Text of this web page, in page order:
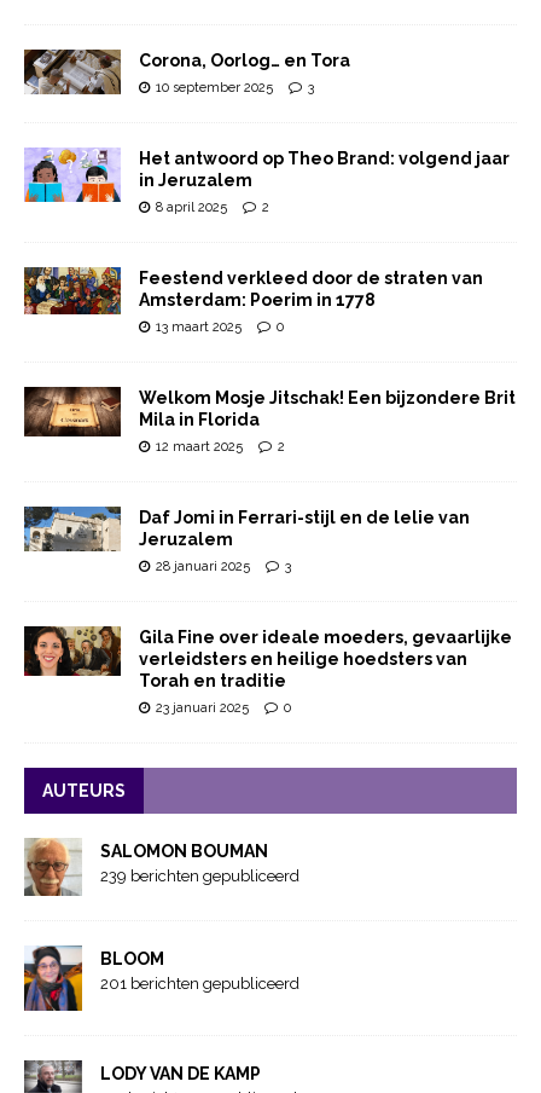
Corona, Oorlog… en Tora
10 september 2025 3
Het antwoord op Theo Brand: volgend jaar
in Jeruzalem
8 april 2025 2
Feestend verkleed door de straten van
Amsterdam: Poerim in 1778
13 maart 2025 0
Welkom Mosje Jitschak! Een bijzondere Brit
Mila in Florida
12 maart 2025 2
Daf Jomi in Ferrari-stijl en de lelie van
Jeruzalem
28 januari 2025 3
Gila Fine over ideale moeders, gevaarlijke
verleidsters en heilige hoedsters van
Torah en traditie
23 januari 2025 0
AUTEURS
SALOMON BOUMAN
239 berichten gepubliceerd
BLOOM
201 berichten gepubliceerd
LODY VAN DE KAMP